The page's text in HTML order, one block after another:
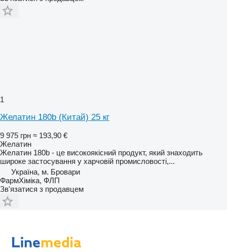
1
Желатин 180b (Китай) 25 кг
9 975 грн ≈ 193,90 €
Желатин
Желатин 180b - це високоякісний продукт, який знаходить
широке застосування у харчовій промисловості,...
Україна, м. Бровари
ФармХіміка, ФЛП
Зв'язатися з продавцем